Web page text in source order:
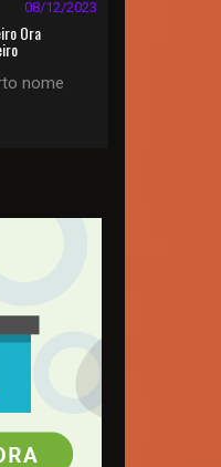
08/12/2023
Ora
nome